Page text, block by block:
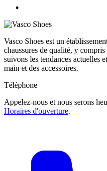
Vasco Shoes est un
chaussures de qualité, y
suivons les tendances actuelles
main et des accessoires.
Téléphone
Appelez-nous et nous serons
Horaires d'ouverture.